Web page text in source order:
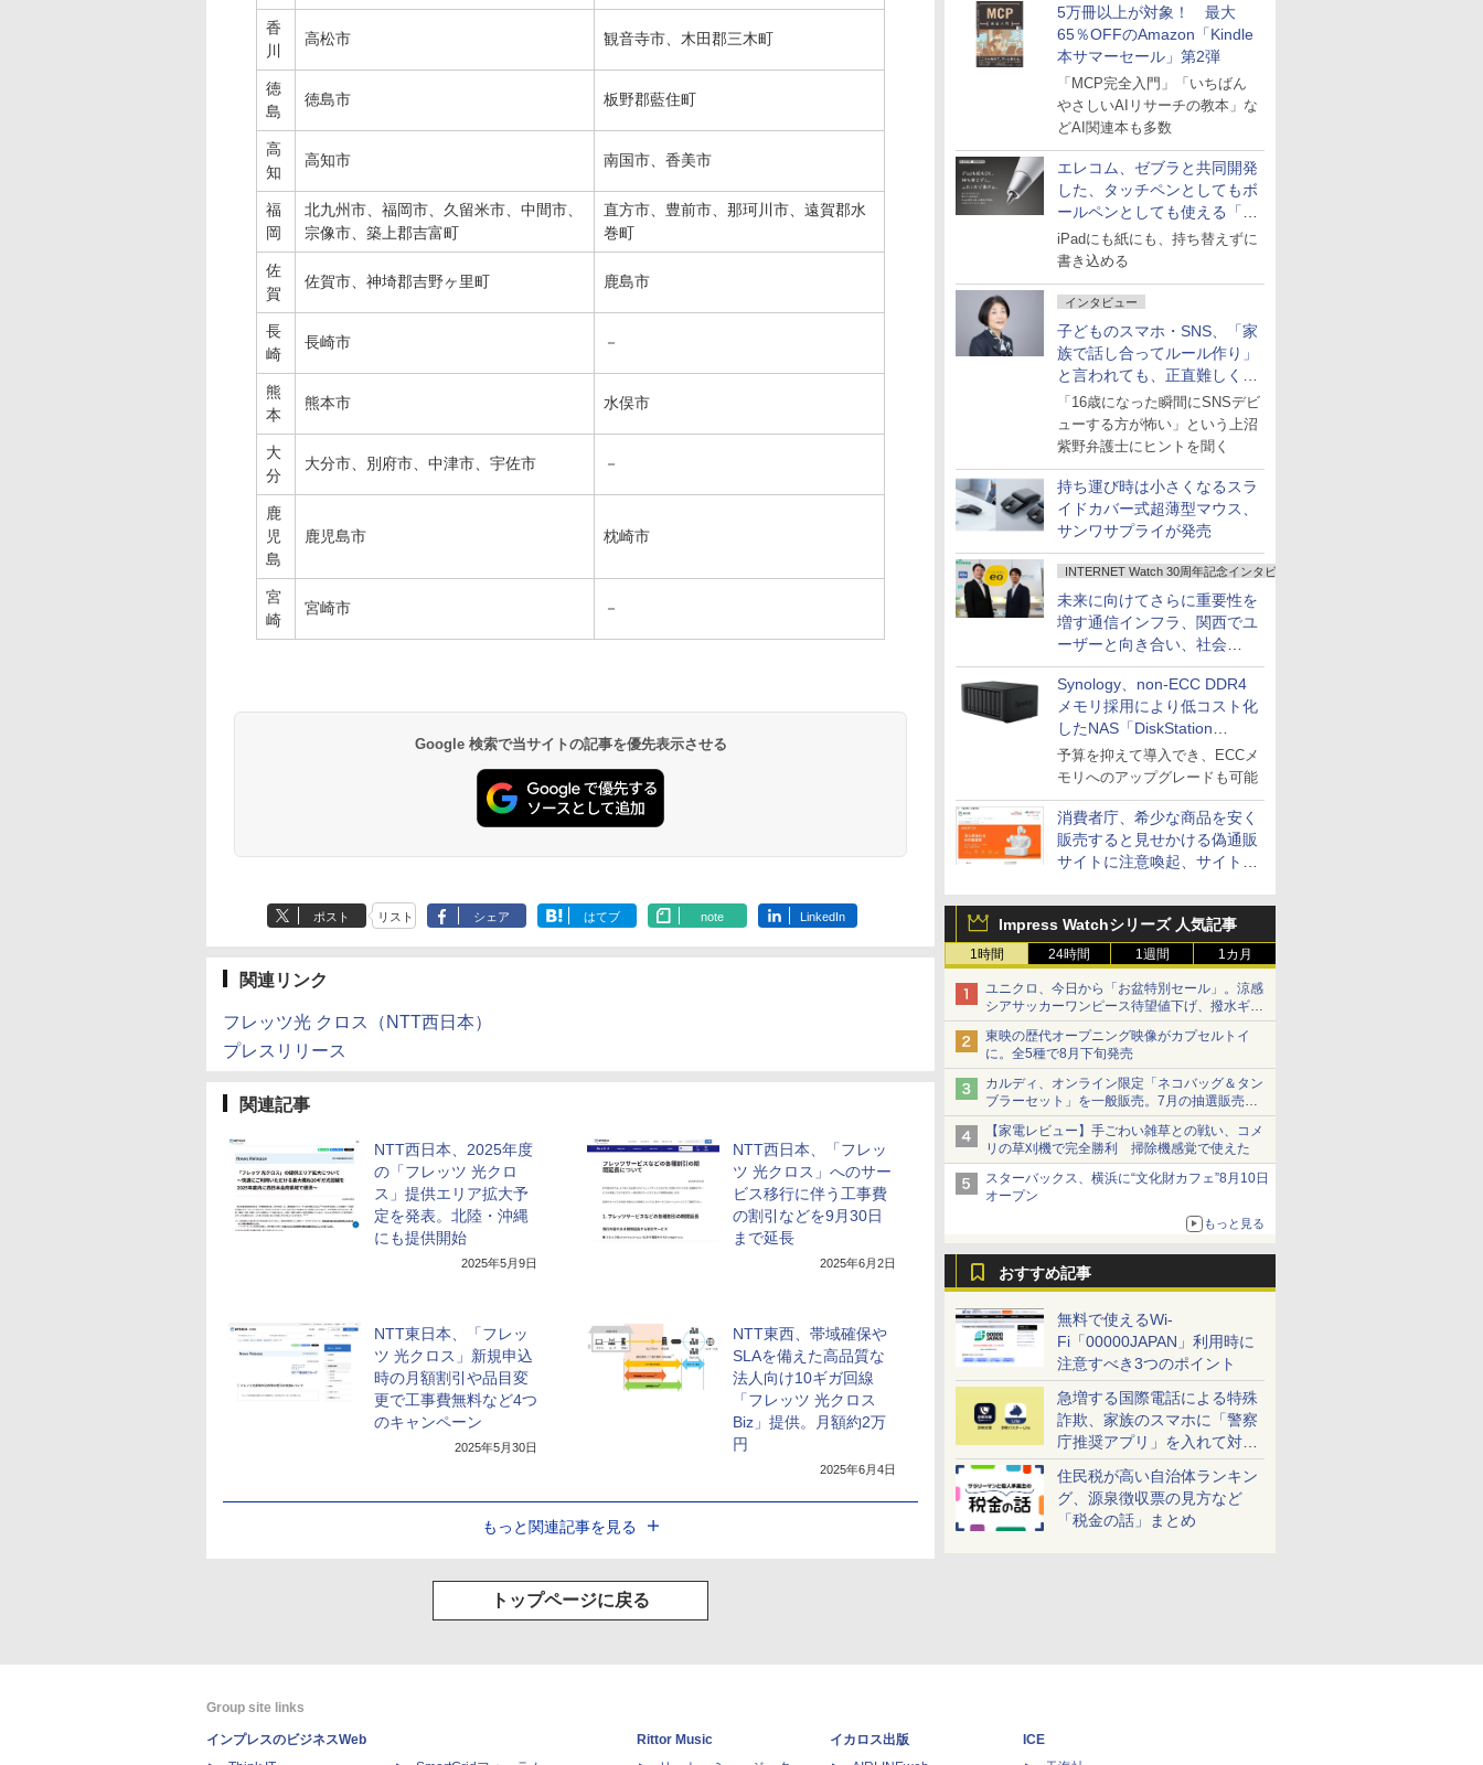
5万冊以上が対象！ 最大
65％OFFのAmazon「Kindle
本サマーセール」第2弾
「MCP完全入門」「いちばん
やさしいAIリサーチの教本」な
どAI関連本も多数
エレコム、ゼブラと共同開発
した、タッチペンとしてもボ
ールペンとしても使える「ス
タイラスツーウェイ」発売
iPadにも紙にも、持ち替えずに
書き込める
インタビュー
子どものスマホ・SNS、「家
族で話し合ってルール作り」
と言われても、正直難しくな
いですか？
「16歳になった瞬間にSNSデビ
ューする方が怖い」という上沼
紫野弁護士にヒントを聞く
持ち運び時は小さくなるスラ
イドカバー式超薄型マウス、
サンワサプライが発売
INTERNET Watch 30周年記念インタビュー
未来に向けてさらに重要性を
増す通信インフラ、関西でユ
ーザーと向き合い、社会
の“あたらしい”を起動し続け
る～オプテージ
Synology、non-ECC DDR4
メモリ採用により低コスト化
したNAS「DiskStation
neo+」シリーズ
予算を抑えて導入でき、ECCメ
モリへのアップグレードも可能
消費者庁、希少な商品を安く
販売すると見せかける偽通販
サイトに注意喚起、サイト名
Impress Watchシリーズ 人気記事
1時間 24時間 1週間 1カ月
ユニクロ、今日から「お盆特別セール」。涼感
シアサッカーワンピース待望値下げ、撥水ギア
ショーツは1990円に
東映の歴代オープニング映像がカプセルトイ
に。全5種で8月下旬発売
カルディ、オンライン限定「ネコバッグ＆タン
ブラーセット」を一般販売。7月の抽選販売の
当選無効分
【家電レビュー】手ごわい雑草との戦い、コメ
リの草刈機で完全勝利 掃除機感覚で使えた
スターバックス、横浜に“文化財カフェ”8月10日
オープン
もっと見る
おすすめ記事
無料で使えるWi-
Fi「00000JAPAN」利用時に
注意すべき3つのポイント
急増する国際電話による特殊
詐欺、家族のスマホに「警察
庁推奨アプリ」を入れて対策
しよう！
住民税が高い自治体ランキン
グ、源泉徴収票の見方など
「税金の話」まとめ
香
川
高松市 観音寺市、木田郡三木町
徳
島
徳島市 板野郡藍住町
高
知
高知市 南国市、香美市
福
岡
北九州市、福岡市、久留米市、中間市、
宗像市、築上郡吉富町
直方市、豊前市、那珂川市、遠賀郡水
巻町
佐
賀
佐賀市、神埼郡吉野ヶ里町 鹿島市
長
崎
長崎市 －
熊
本
熊本市 水俣市
大
分
大分市、別府市、中津市、宇佐市 －
鹿
児
島
鹿児島市 枕崎市
宮
崎
宮崎市 －
Google 検索で当サイトの記事を優先表示させる
ポスト リスト シェア はてブ note LinkedIn
関連リンク
フレッツ光 クロス（NTT西日本）
プレスリリース
関連記事
NTT西日本、2025年度
の「フレッツ 光クロ
ス」提供エリア拡大予
定を発表。北陸・沖縄
にも提供開始
2025年5月9日
NTT西日本、「フレッ
ツ 光クロス」へのサー
ビス移行に伴う工事費
の割引などを9月30日
まで延長
2025年6月2日
NTT東日本、「フレッ
ツ 光クロス」新規申込
時の月額割引や品目変
更で工事費無料など4つ
のキャンペーン
2025年5月30日
NTT東西、帯域確保や
SLAを備えた高品質な
法人向け10ギガ回線
「フレッツ 光クロス
Biz」提供。月額約2万
円
2025年6月4日
もっと関連記事を見る
トップページに戻る
Group site links
インプレスのビジネスWeb
Rittor Music
イカロス出版
ICE